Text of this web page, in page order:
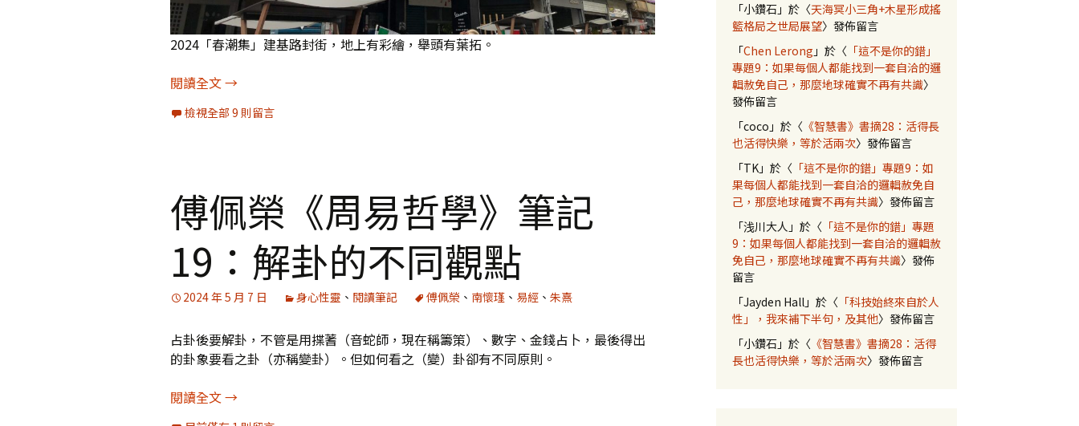
2024「春潮集」建基路封街，地上有彩繪，舉頭有葉拓。
閱讀全文[圖輯]大武山下，散步潮州：2024春潮集（10）
→
檢視全部 9 則留言
傅佩榮《周易哲學》筆記
19：解卦的不同觀點
2024 年 5 月 7 日 身心性靈 、 閱讀筆記 傅佩榮 、 南懷瑾 、 易經 、 朱熹
占卦後要解卦，不管是用揲蓍（音蛇師，現在稱籌策）、數字、金錢占卜，最後得出
的卦象要看之卦（亦稱變卦）。但如何看之（變）卦卻有不同原則。
閱讀全文傅佩榮《周易哲學》筆記19：解卦的不同觀點
→
「小鑽石 」於〈天海冥小三角+木星形成搖
籃格局之世局展望〉發佈留言
「Chen Lerong 」於〈 「這不是你的錯」
專題9：如果每個人都能找到一套自洽的邏
輯赦免自己，那麼地球確實不再有共識〉
發佈留言
「coco 」於〈 《智慧書》書摘28：活得長
也活得快樂，等於活兩次〉發佈留言
「TK」於〈 「這不是你的錯」專題9：如
果每個人都能找到一套自洽的邏輯赦免自
己，那麼地球確實不再有共識〉發佈留言
「浅川大人 」於〈 「這不是你的錯」專題
9：如果每個人都能找到一套自洽的邏輯赦
免自己，那麼地球確實不再有共識〉發佈
留言
「Jayden Hall 」於〈 「科技始終來自於人
性」，我來補下半句，及其他〉發佈留言
「小鑽石 」於〈 《智慧書》書摘28：活得
長也活得快樂，等於活兩次〉發佈留言